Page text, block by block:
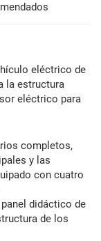
eléctrico de
la estructura
eléctrico para
completos,
y las
con cuatro
didáctico de
de los